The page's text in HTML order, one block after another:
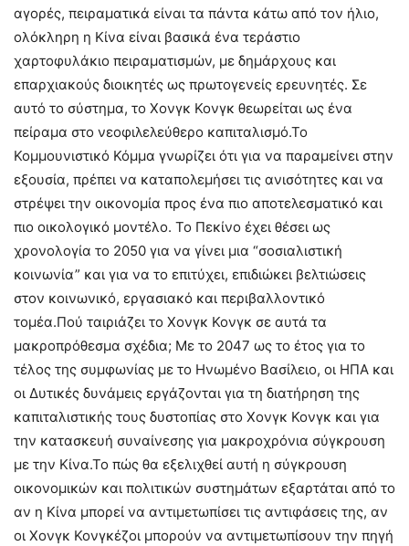
αγορές, πειραματικά είναι τα πάντα κάτω από τον ήλιο,
ολόκληρη η Κίνα είναι βασικά ένα τεράστιο
χαρτοφυλάκιο πειραματισμών, με δημάρχους και
επαρχιακούς διοικητές ως πρωτογενείς ερευνητές. Σε
αυτό το σύστημα, το Χονγκ Κονγκ θεωρείται ως ένα
πείραμα στο νεοφιλελεύθερο καπιταλισμό.Το
Κομμουνιστικό Κόμμα γνωρίζει ότι για να παραμείνει στην
εξουσία, πρέπει να καταπολεμήσει τις ανισότητες και να
στρέψει την οικονομία προς ένα πιο αποτελεσματικό και
πιο οικολογικό μοντέλο. Το Πεκίνο έχει θέσει ως
χρονολογία το 2050 για να γίνει μια “σοσιαλιστική
κοινωνία” και για να το επιτύχει, επιδιώκει βελτιώσεις
στον κοινωνικό, εργασιακό και περιβαλλοντικό
τομέα.Πού ταιριάζει το Χονγκ Κονγκ σε αυτά τα
μακροπρόθεσμα σχέδια; Με το 2047 ως το έτος για το
τέλος της συμφωνίας με το Ηνωμένο Βασίλειο, οι ΗΠΑ και
οι Δυτικές δυνάμεις εργάζονται για τη διατήρηση της
καπιταλιστικής τους δυστοπίας στο Χονγκ Κονγκ και για
την κατασκευή συναίνεσης για μακροχρόνια σύγκρουση
με την Κίνα.Το πώς θα εξελιχθεί αυτή η σύγκρουση
οικονομικών και πολιτικών συστημάτων εξαρτάται από το
αν η Κίνα μπορεί να αντιμετωπίσει τις αντιφάσεις της, αν
οι Χονγκ Κονγκέζοι μπορούν να αντιμετωπίσουν την πηγή